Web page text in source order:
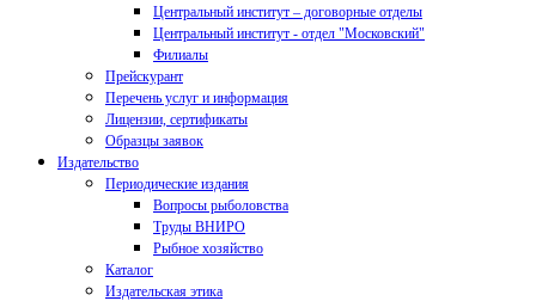
Центральный институт – договорные отделы
Центральный институт - отдел "Московский"
Филиалы
Прейскурант
Перечень услуг и информация
Лицензии, сертификаты
Образцы заявок
Издательство
Периодические издания
Вопросы рыболовства
Труды ВНИРО
Рыбное хозяйство
Каталог
Издательская этика